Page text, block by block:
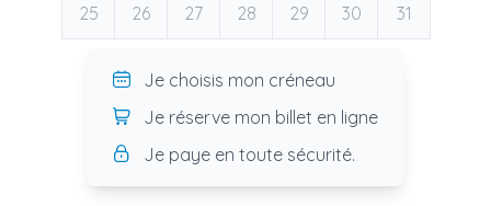
25 26 27 28 29 30 31
Je choisis mon créneau
Je réserve mon billet en ligne
Je paye en toute sécurité.